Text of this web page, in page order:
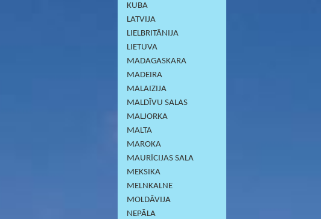
KUBA
LATVIJA
LIELBRITĀNIJA
LIETUVA
MADAGASKARA
MADEIRA
MALAIZIJA
MALDĪVU SALAS
MALJORKA
MALTA
MAROKA
MAURĪCIJAS SALA
MEKSIKA
MELNKALNE
MOLDĀVIJA
NEPĀLA